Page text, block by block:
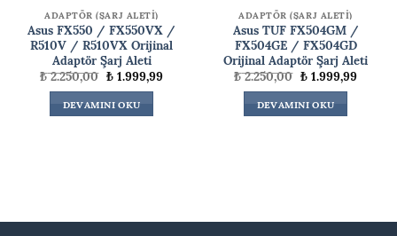
ADAPTÖR (ŞARJ ALETİ)
Asus FX550 / FX550VX /
R510V / R510VX Orijinal
Adaptör Şarj Aleti
₺2.250,00Orijinal
fiyat:
₺ 2.250,00.
₺1.999,99Şuandaki
DEVAMINI OKU
ADAPTÖR (ŞARJ ALETİ)
Asus TUF FX504GM /
FX504GE / FX504GD
Orijinal Adaptör Şarj Aleti
₺2.250,00Orijinal
fiyat:
₺ 2.250,00.
₺1.999,99Şu
andaki
DEVAMINI OKU